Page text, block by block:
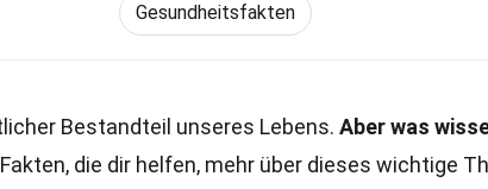
Gesundheitsfakten
Bestandteil unseres Lebens. Aber was
die dir helfen, mehr über dieses wichtige